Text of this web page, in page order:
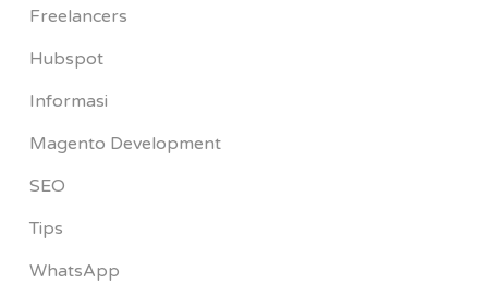
Freelancers
Hubspot
Informasi
Magento Development
SEO
Tips
WhatsApp